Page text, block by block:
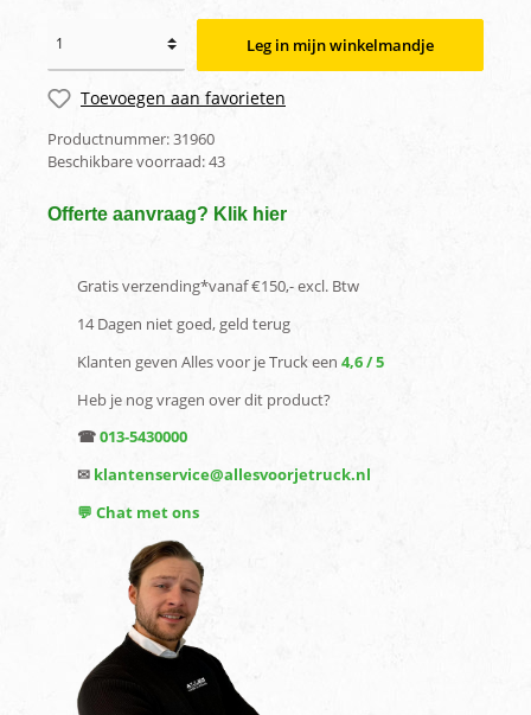
Leg in mijn winkelmandje
Toevoegen aan favorieten
Productnummer:31960
Beschikbare voorraad:43
Offerte aanvraag? Klik hier
Gratis verzending*vanaf €150,- excl. Btw
14 Dagen niet goed, geld terug
Klanten geven Alles voor je Truck een 4,6 / 5
Heb je nog vragen over dit product?
☎013-5430000
✉ klantenservice@allesvoorjetruck.nl
💬 Chat met ons